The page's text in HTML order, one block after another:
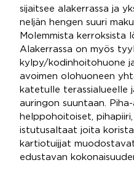
sijaitsee alakerrassa ja
neljän hengen suuri
Molemmista kerroksista
Alakerrassa on myös
kylpy/kodinhoitohuone
avoimen olohuoneen
katetulle terassialueelle
auringon suuntaan.
helppohoitoiset,
istutusaltaat joita
kartiotuijjat
edustavan